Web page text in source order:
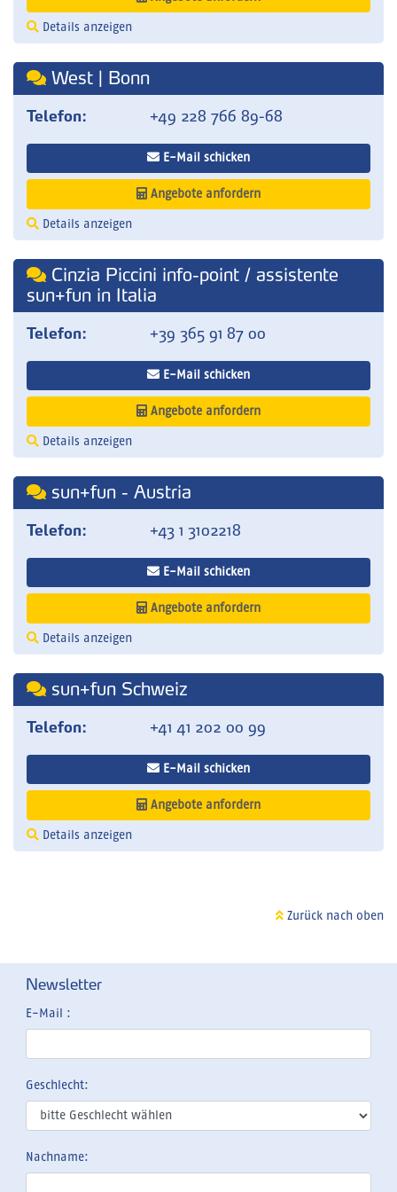
Details anzeigen
West | Bonn
Telefon: +49 228 766 89-68
E-Mail schicken
Angebote anfordern
Details anzeigen
Cinzia Piccini info-point / assistente
sun+fun in Italia
Telefon: +39 365 91 87 00
E-Mail schicken
Angebote anfordern
Details anzeigen
sun+fun - Austria
Telefon: +43 1 3102218
E-Mail schicken
Angebote anfordern
Details anzeigen
sun+fun Schweiz
Telefon: +41 41 202 00 99
E-Mail schicken
Angebote anfordern
Details anzeigen
Zurück nach oben
Newsletter
E-Mail :
Geschlecht:
Nachname: